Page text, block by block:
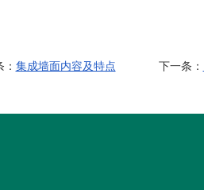
： 集成墙面内容及特点 下一条：